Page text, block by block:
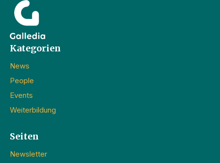
Kategorien
News
People
Events
Weiterbildung
Seiten
Newsletter